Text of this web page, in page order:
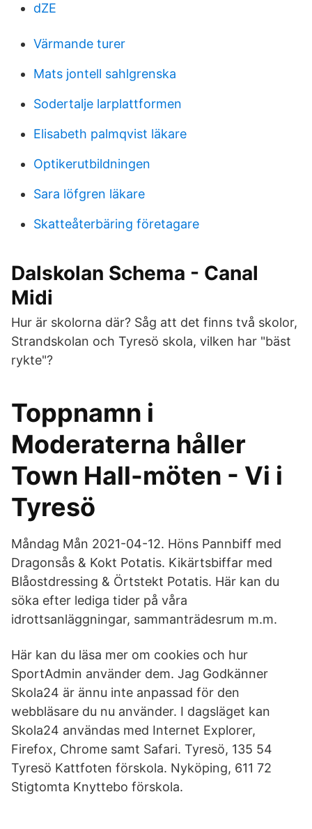
dZE
Värmande turer
Mats jontell sahlgrenska
Sodertalje larplattformen
Elisabeth palmqvist läkare
Optikerutbildningen
Sara löfgren läkare
Skatteåterbäring företagare
Dalskolan Schema - Canal
Midi
Hur är skolorna där? Såg att det finns två skolor,
Strandskolan och Tyresö skola, vilken har "bäst
rykte"?
Toppnamn i
Moderaterna håller
Town Hall-möten - Vi i
Tyresö
Måndag Mån 2021-04-12. Höns Pannbiff med
Dragonsås & Kokt Potatis. Kikärtsbiffar med
Blåostdressing & Örtstekt Potatis. Här kan du
söka efter lediga tider på våra
idrottsanläggningar, sammanträdesrum m.m.
Här kan du läsa mer om cookies och hur
SportAdmin använder dem. Jag Godkänner
Skola24 är ännu inte anpassad för den
webbläsare du nu använder. I dagsläget kan
Skola24 användas med Internet Explorer,
Firefox, Chrome samt Safari. Tyresö, 135 54
Tyresö Kattfoten förskola. Nyköping, 611 72
Stigtomta Knyttebo förskola.